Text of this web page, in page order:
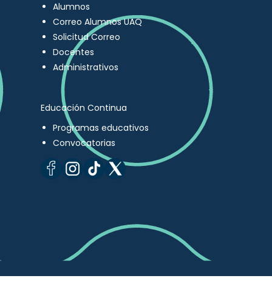
Alumnos
Correo Alumnos UAQ
Solicitud Correo
Docentes
Administrativos
Educación Continua
Programas educativos
Convocatorias